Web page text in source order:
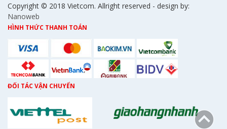
Copyright © 2018 Vietcom. Allright reserved - design by:
Nanoweb
HÌNH THỨC THANH TOÁN
ĐỐI TÁC VẬN CHUYỂN